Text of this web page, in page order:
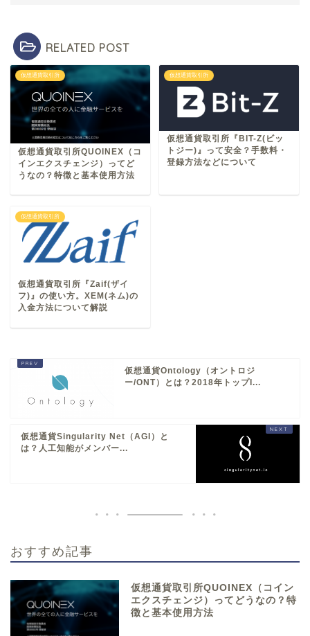
RELATED POST
仮想通貨取引所
仮想通貨取引所QUOINEX（コ
インエクスチェンジ）ってど
うなの？特徴と基本使用方法
仮想通貨取引所
仮想通貨取引所『BIT-Z(ビッ
トジー)』って安全？手数料・
登録方法などについて
仮想通貨取引所
仮想通貨取引所『Zaif(ザイ
フ)』の使い方。XEM(ネム)の
入金方法について解説
仮想通貨Ontology（オントロジ
ー/ONT）とは？2018年トップI...
仮想通貨Singularity Net（AGI）と
は？人工知能がメンバー...
おすすめ記事
仮想通貨取引所QUOINEX（コイン
エクスチェンジ）ってどうなの？特
徴と基本使用方法